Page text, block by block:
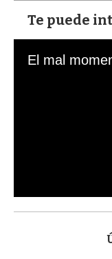
Te puede
s